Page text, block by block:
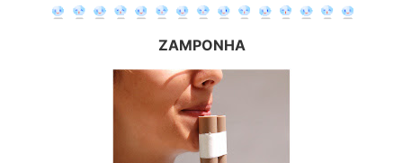
ZAMPONHA